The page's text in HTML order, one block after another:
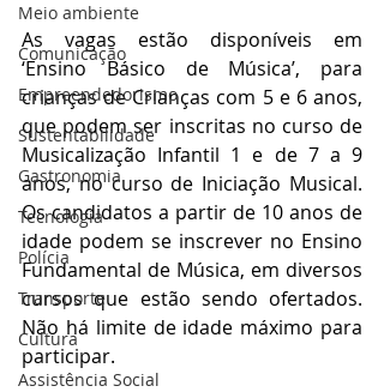
Meio ambiente
Comunicação
Empreendedorismo
Sustentabilidade
Gastronomia
Tecnologia
Polícia
Transporte
Cultura
Assistência Social
As vagas estão disponíveis em
‘Ensino Básico de Música’, para
crianças de Crianças com 5 e 6 anos,
que podem ser inscritas no curso de
Musicalização Infantil 1 e de 7 a 9
anos, no curso de Iniciação Musical.
Os candidatos a partir de 10 anos de
idade podem se inscrever no Ensino
Fundamental de Música, em diversos
cursos que estão sendo ofertados.
Não há limite de idade máximo para
participar.